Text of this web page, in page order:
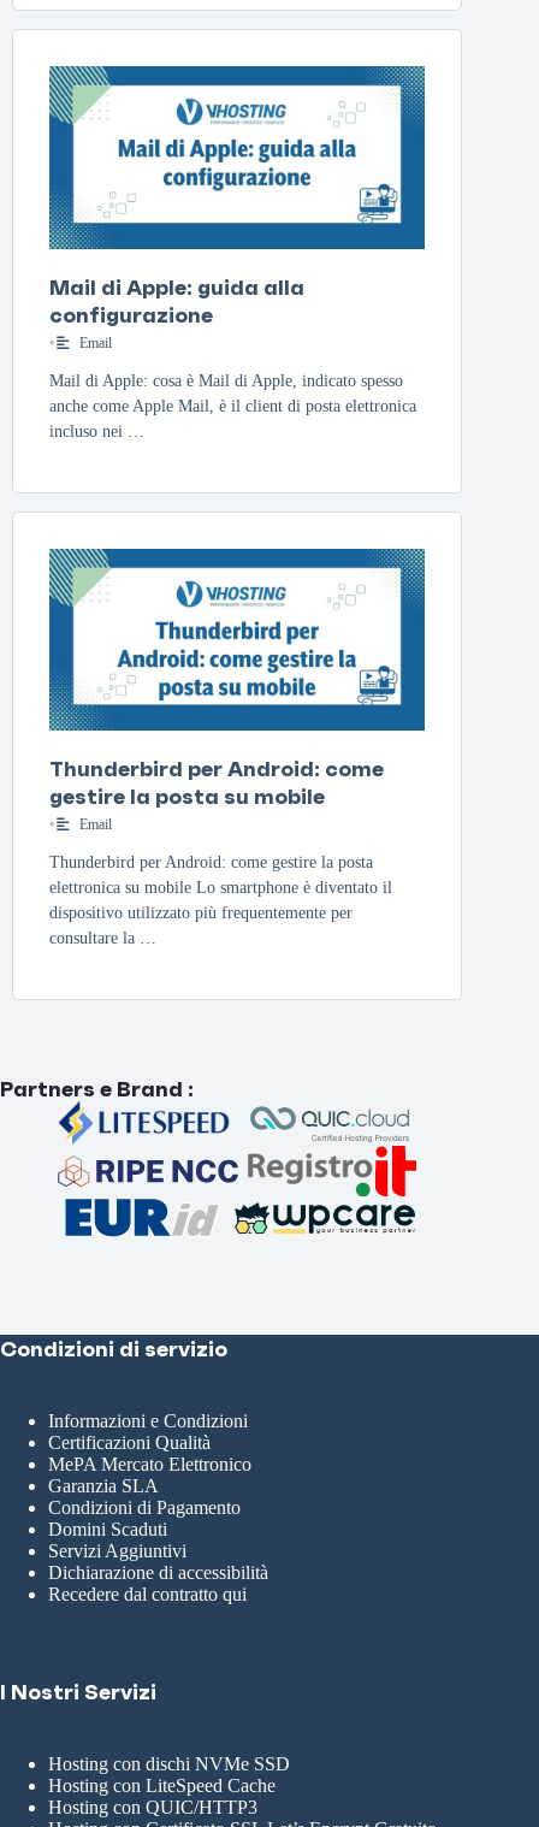
Mail di Apple: guida alla
configurazione
• Email
Mail di Apple: cosa è Mail di Apple, indicato spesso
anche come Apple Mail, è il client di posta elettronica
incluso nei …
Thunderbird per Android: come
gestire la posta su mobile
• Email
Thunderbird per Android: come gestire la posta
elettronica su mobile Lo smartphone è diventato il
dispositivo utilizzato più frequentemente per
consultare la …
Partners e Brand :
Condizioni di servizio
Informazioni e Condizioni
Certificazioni Qualità
MePA Mercato Elettronico
Garanzia SLA
Condizioni di Pagamento
Domini Scaduti
Servizi Aggiuntivi
Dichiarazione di accessibilità
Recedere dal contratto qui
I Nostri Servizi
Hosting con dischi NVMe SSD
Hosting con LiteSpeed Cache
Hosting con QUIC/HTTP3